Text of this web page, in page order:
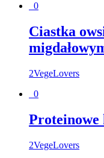
0
Ciastka
2VegeLovers
0
Proteinowe
2VegeLovers